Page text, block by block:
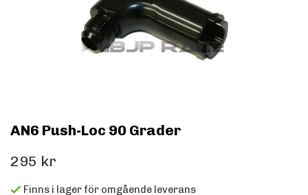
AN6 Push-Loc 90 Grader
295 kr
Finns i lager för omgående leverans